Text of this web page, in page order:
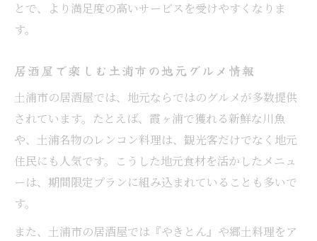
とで、より満足度の高いサービスを受けやすくなりま
す。
居酒屋で楽しむ土浦市の地元グルメ情報
土浦市の居酒屋では、地元ならではのグルメが多数提供
されています。たとえば、霞ヶ浦で獲れる新鮮な川魚
や、土浦名物のレンコン料理は、観光客だけでなく地元
住民にも人気です。こうした地元食材を活かしたメニュ
ーは、期間限定プランに組み込まれていることも多いで
す。
また、土浦市の居酒屋では『やきとん』や郷土料理をア